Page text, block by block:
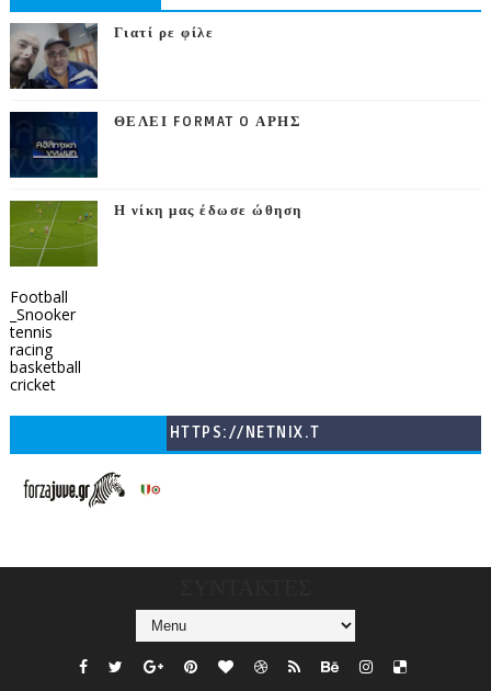
Γιατί ρε φίλε
ΘΕΛΕΙ FORMAT O ΑΡΗΣ
Η νίκη μας έδωσε ώθηση
Football
_Snooker
tennis
racing
basketball
cricket
HTTPS://NETNIX.T